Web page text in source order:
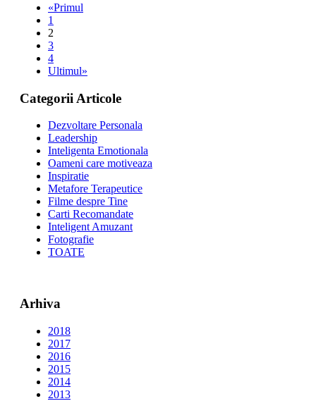
«Primul
1
2
3
4
Ultimul»
Categorii Articole
Dezvoltare Personala
Leadership
Inteligenta Emotionala
Oameni care motiveaza
Inspiratie
Metafore Terapeutice
Filme despre Tine
Carti Recomandate
Inteligent Amuzant
Fotografie
TOATE
Arhiva
2018
2017
2016
2015
2014
2013